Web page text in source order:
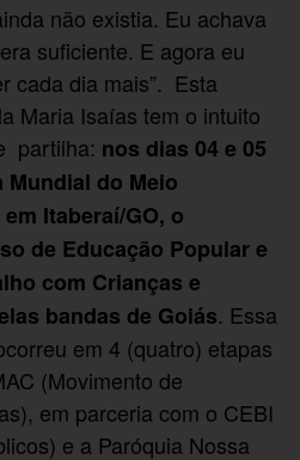
não existia. Eu achava
suficiente. E agora eu
cada dia mais”. Esta
Maria Isaías tem o intuito
partilha: nos dias 04 e 05
Mundial do Meio
Itaberaí/GO, o
de Educação Popular e
com Crianças e
bandas de Goiás. Essa
em 4 (quatro) etapas
(Movimento de
em parceria com o CEBI
e a Paróquia Nossa